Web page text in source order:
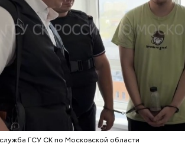
ГСУ СК по Московской области
квартиры пострадавших.